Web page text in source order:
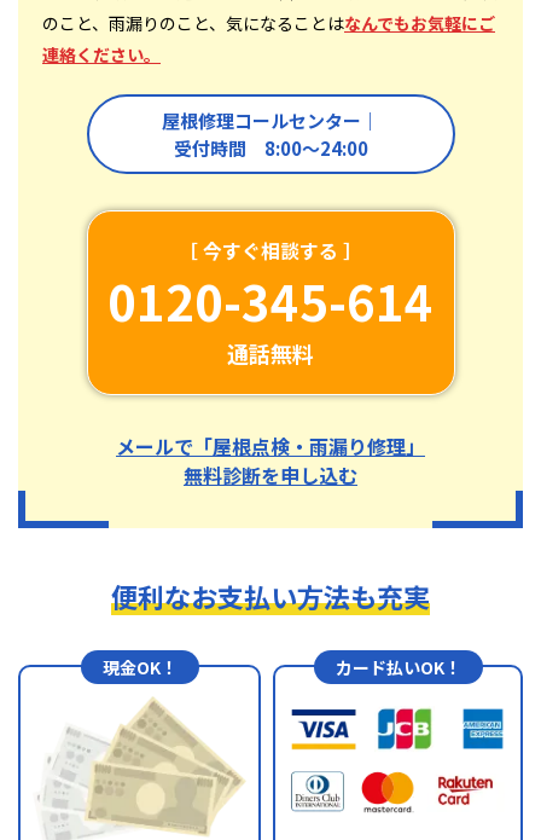
のこと、雨漏りのこと、気になることはなんでもお気軽にご
連絡ください。
屋根修理コールセンター｜
受付時間 8:00〜24:00
［ 今すぐ相談する ］
0120-345-614
通話無料
メールで「屋根点検・雨漏り修理」
無料診断を申し込む
便利なお支払い方法も充実
現金OK！ カード払いOK！